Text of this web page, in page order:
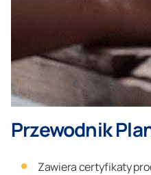
Przewodnik
Zawiera certyfikaty